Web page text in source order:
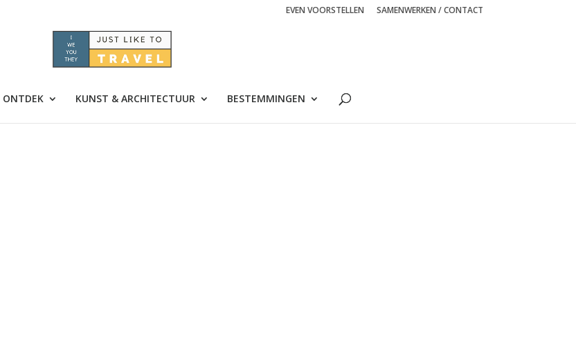
EVEN VOORSTELLEN SAMENWERKEN / CONTACT
ONTDEK KUNST & ARCHITECTUUR BESTEMMINGEN